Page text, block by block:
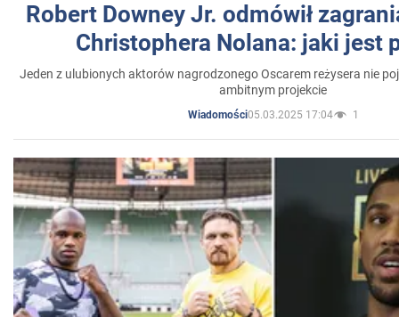
Robert Downey Jr. odmówił
Christophera Nolana: jaki jest
Jeden z ulubionych aktorów nagrodzonego Oscarem reżysera nie
ambitnym projekcie
Wiadomości05.03.2025 17:04 1